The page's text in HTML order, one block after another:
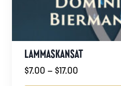
LAMMASKANSAT
$7.00 – $17.00Hintaluokka: